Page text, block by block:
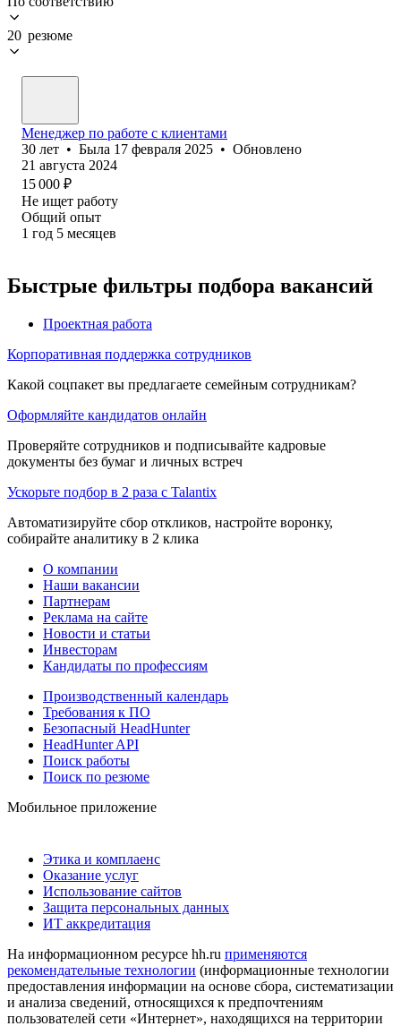
20 резюме
Менеджер по работе с клиентами
30 лет • Была 17 февраля 2025 • Обновлено
21 августа 2024
15 000 ₽
Не ищет работу
Общий опыт
1 год 5 месяцев
Быстрые фильтры подбора вакансий
Проектная работа
Корпоративная поддержка сотрудников
Какой соцпакет вы предлагаете семейным сотрудникам?
Оформляйте кандидатов онлайн
Проверяйте сотрудников и подписывайте кадровые
документы без бумаг и личных встреч
Ускорьте подбор в 2 раза с Talantix
Автоматизируйте сбор откликов, настройте воронку,
собирайте аналитику в 2 клика
О компании
Наши вакансии
Партнерам
Реклама на сайте
Новости и статьи
Инвесторам
Кандидаты по профессиям
Производственный календарь
Требования к ПО
Безопасный HeadHunter
HeadHunter API
Поиск работы
Поиск по резюме
Мобильное приложение
Этика и комплаенс
Оказание услуг
Использование сайтов
Защита персональных данных
ИТ аккредитация
На информационном ресурсе hh.ru применяются
рекомендательные технологии (информационные технологии
предоставления информации на основе сбора, систематизации
и анализа сведений, относящихся к предпочтениям
пользователей сети «Интернет», находящихся на территории